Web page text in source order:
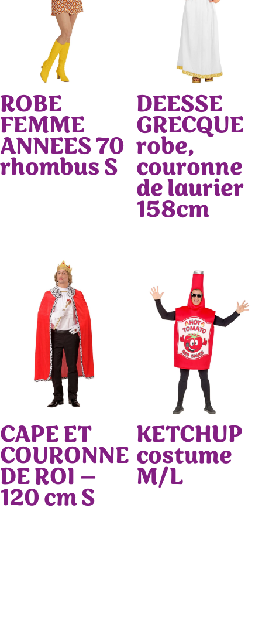
ROBE
FEMME
ANNEES 70
rhombus S
DEESSE
GRECQUE
robe,
couronne
de laurier
158cm
CAPE ET
COURONNE
DE ROI –
120 cm S
KETCHUP
costume
M/L